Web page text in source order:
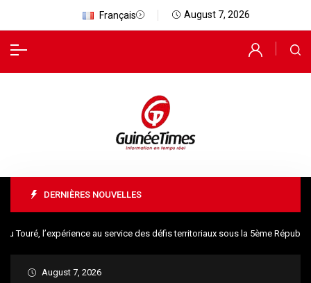
Français August 7, 2026
DERNIÈRES NOUVELLES
l’expérience au service des défis territoriaux sous la 5ème République
August 7, 2026